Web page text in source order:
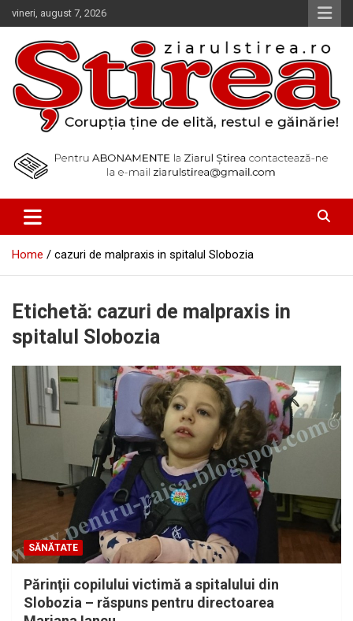
Skip
to
content
vineri, august 7, 2026
Ziarul Știrea
Home cazuri de malpraxis in spitalul Slobozia
Etichetă: cazuri de malpraxis in
spitalul Slobozia
SĂNĂTATE
Părinţii copilului victimă a spitalului din
Slobozia – răspuns pentru directoarea